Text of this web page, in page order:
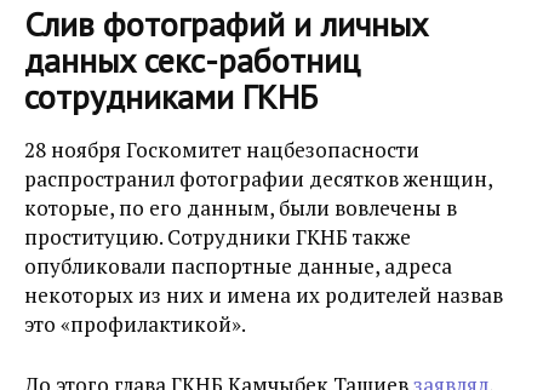
Слив фотографий и личных
данных секс-работниц
сотрудниками ГКНБ
28 ноября Госкомитет нацбезопасности
распространил фотографии десятков женщин,
которые, по его данным, были вовлечены в
проституцию. Сотрудники ГКНБ также
опубликовали паспортные данные, адреса
некоторых из них и имена их родителей назвав
это «профилактикой».